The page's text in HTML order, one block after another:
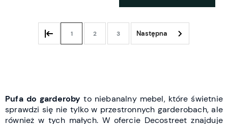
1 2 3
Pufa do garderobyto niebanalny mebel, które świetnie
sprawdzi się nie tylko w przestronnych garderobach, ale
również w tych małych. W ofercie Decostreet znajduje